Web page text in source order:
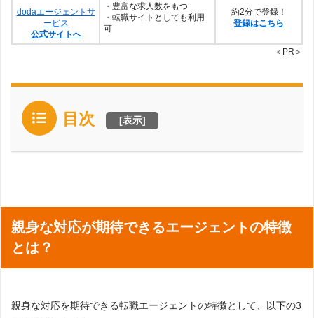
dodaエージェントサ
ービス
公式サイトへ
・豊富な求人数をもつ
・転職サイトとしても利用
可
約2分で登録！
登録はこちら
＜PR＞
目次 [表示]
親身な対応が期待できるエージェントの特徴
とは？
親身な対応を期待できる転職エージェントの特徴として、以下の3